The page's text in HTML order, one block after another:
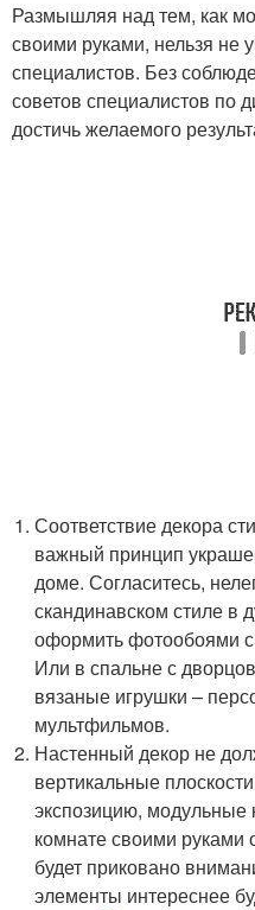
Размышляя над тем, как
своими руками, нельзя не
специалистов. Без
советов специалистов по
достичь желаемого
Соответствие декора
важный принцип
доме. Согласитесь,
скандинавском стиле в
оформить фотообоями
Или в спальне с
вязаные игрушки –
мультфильмов.
Настенный декор не
вертикальные
экспозицию, модульные
комнате своими руками
будет приковано
элементы интереснее